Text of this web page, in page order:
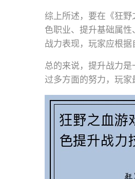
综上所述，要在《狂
色职业、提升基础属
战力表现，玩家应根据
总的来说，提升战力
过多方面的努力，玩家